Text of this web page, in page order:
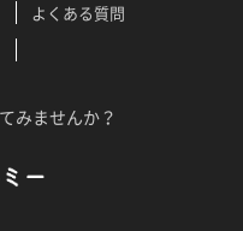
よくある質問
みませんか？